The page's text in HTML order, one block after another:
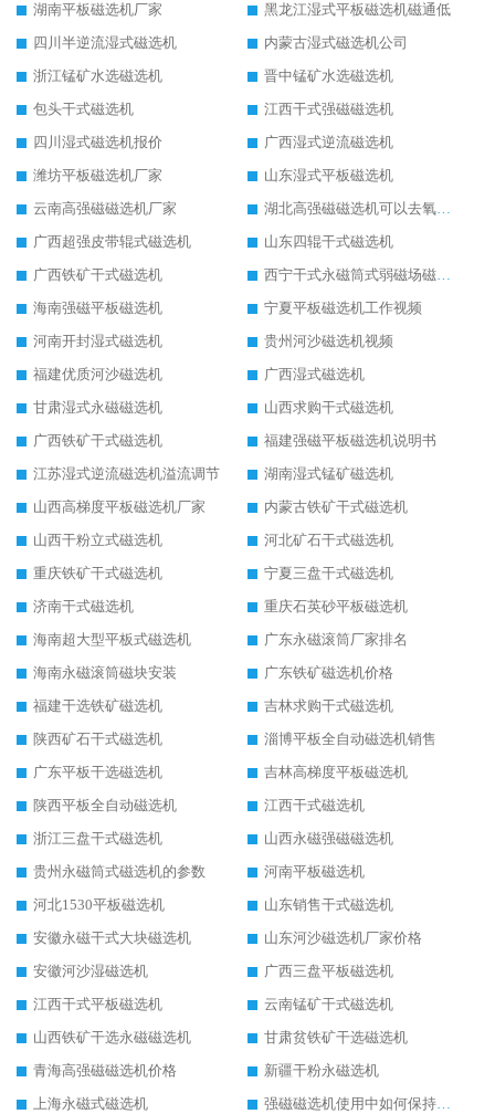
湖南平板磁选机厂家
黑龙江湿式平板磁选机磁通低
四川半逆流湿式磁选机
内蒙古湿式磁选机公司
浙江锰矿水选磁选机
晋中锰矿水选磁选机
包头干式磁选机
江西干式强磁磁选机
四川湿式磁选机报价
广西湿式逆流磁选机
潍坊平板磁选机厂家
山东湿式平板磁选机
云南高强磁磁选机厂家
湖北高强磁磁选机可以去氧化铝
广西超强皮带辊式磁选机
山东四辊干式磁选机
广西铁矿干式磁选机
西宁干式永磁筒式弱磁场磁选机结构图
海南强磁平板磁选机
宁夏平板磁选机工作视频
河南开封湿式磁选机
贵州河沙磁选机视频
福建优质河沙磁选机
广西湿式磁选机
甘肃湿式永磁磁选机
山西求购干式磁选机
广西铁矿干式磁选机
福建强磁平板磁选机说明书
江苏湿式逆流磁选机溢流调节
湖南湿式锰矿磁选机
山西高梯度平板磁选机厂家
内蒙古铁矿干式磁选机
山西干粉立式磁选机
河北矿石干式磁选机
重庆铁矿干式磁选机
宁夏三盘干式磁选机
济南干式磁选机
重庆石英砂平板磁选机
海南超大型平板式磁选机
广东永磁滚筒厂家排名
海南永磁滚筒磁块安装
广东铁矿磁选机价格
福建干选铁矿磁选机
吉林求购干式磁选机
陕西矿石干式磁选机
淄博平板全自动磁选机销售
广东平板干选磁选机
吉林高梯度平板磁选机
陕西平板全自动磁选机
江西干式磁选机
浙江三盘干式磁选机
山西永磁强磁磁选机
贵州永磁筒式磁选机的参数
河南平板磁选机
河北1530平板磁选机
山东销售干式磁选机
安徽永磁干式大块磁选机
山东河沙磁选机厂家价格
安徽河沙湿磁选机
广西三盘平板磁选机
江西干式平板磁选机
云南锰矿干式磁选机
山西铁矿干选永磁磁选机
甘肃贫铁矿干选磁选机
青海高强磁磁选机价格
新疆干粉永磁选机
上海永磁式磁选机
强磁磁选机使用中如何保持其顺畅运行